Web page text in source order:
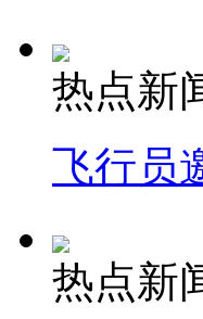
热点新
飞行员
热点新